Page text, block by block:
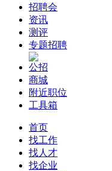
招聘会
资讯
测评
专题招聘
公招
商城
附近职位
工具箱
首页
找工作
找人才
找企业